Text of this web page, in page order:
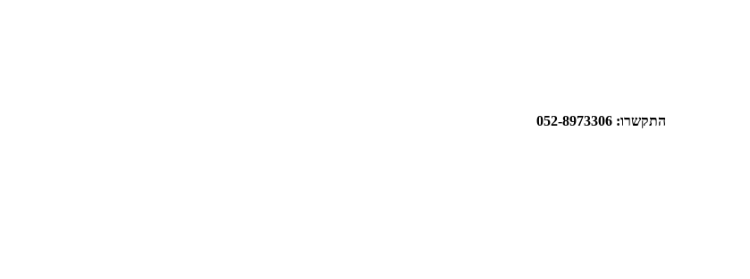
התקשרו: 052-8973306